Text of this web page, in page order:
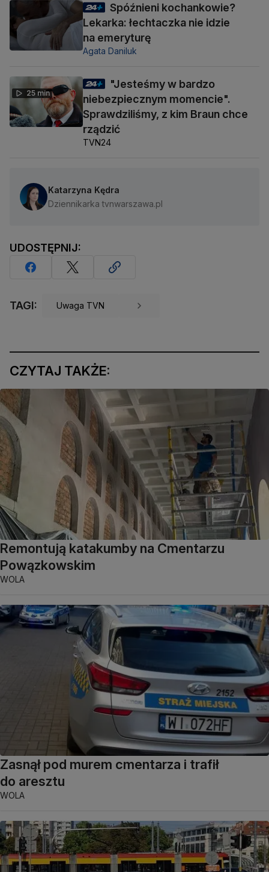
Spóźnieni kochankowie?
Lekarka: łechtaczka nie idzie
na emeryturę
Agata Daniluk
25 min
"Jesteśmy w bardzo
niebezpiecznym momencie".
Sprawdziliśmy, z kim Braun chce
rządzić
TVN24
Katarzyna Kędra
Dziennikarka tvnwarszawa.pl
UDOSTĘPNIJ:
TAGI: Uwaga TVN
CZYTAJ TAKŻE:
Remontują katakumby na Cmentarzu
Powązkowskim
WOLA
Zasnął pod murem cmentarza i trafił
do aresztu
WOLA